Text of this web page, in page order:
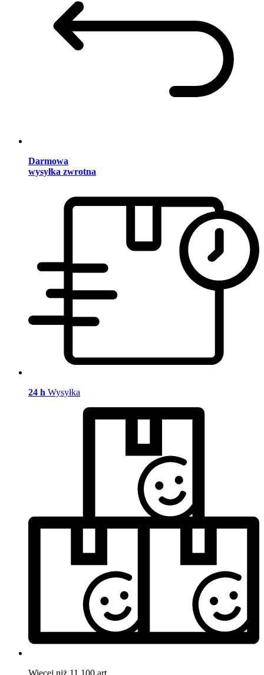
Darmowa
wysyłka zwrotna
24 h Wysyłka
Więcej niż 11.100 art.